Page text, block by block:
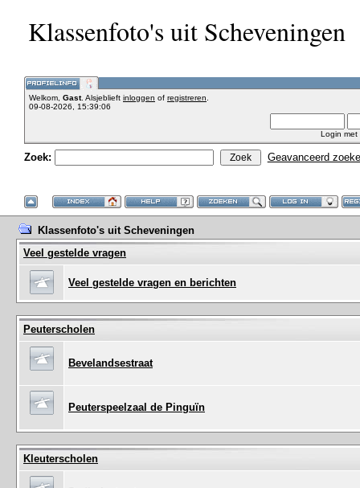
Klassenfoto's uit Scheveningen
Welkom, Gast. Alsjeblieft inloggen of registreren
09-08-2026, 15:39:06
Login met
Zoek: Geavanceerd
Klassenfoto's uit Scheveningen
Veel gestelde vragen
Veel gestelde vragen en berichten
Peuterscholen
Bevelandsestraat
Peuterspeelzaal de Pinguïn
Kleuterscholen